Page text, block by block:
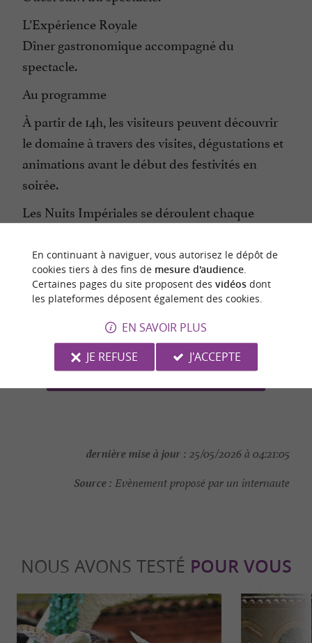
L’Expérience Royale
Dîner gastronomique accompagné du
spectacle.
Au programme
À partir de 14h, les visiteurs peuvent découvrir
le domaine à travers des visites, dégustations et
animations avant le début des festivités en
soirée.
Les Nuits Impériales se déroulent chaque
atmosphère conviviale où patrimoine,
gastronomie et création artistique se
rencontrent.
CONTACTER L'ORGANISATEUR
dernière mise à jour : 25/05/2026 à 04:21:05
Source : Evènement proposé par un internaute
NOUS AVONS TESTÉ POUR VOUS
En continuant à naviguer, vous autorisez le dépôt de
cookies tiers à des fins de mesure d'audience.
Certaines pages du site proposent des vidéosdont
les plateformes déposent également des cookies.
EN SAVOIR PLUS
JE REFUSE
J'ACCEPTE